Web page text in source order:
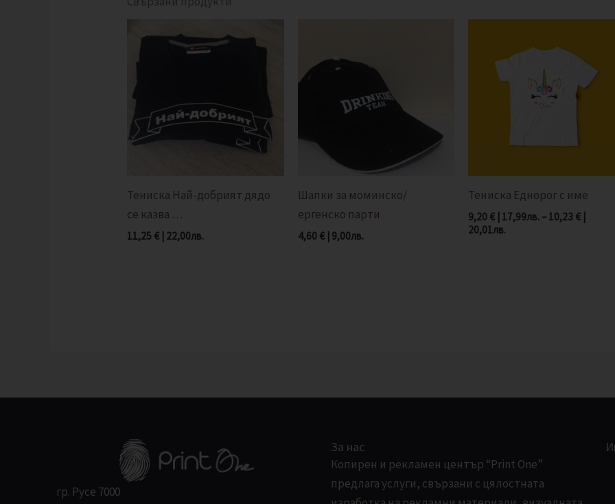
Тениска Най-добрият дядо
се казва …
11,25 € 22,00лв.
Шапки за моминско/
ергенско парти
4,60 €| 9,00лв.
Тениска Еднорог с име
9,20 € 17,99лв. – 10,23 €
20,01лв.
9,20 €
17,99лв.
through
10,23 €
20,01лв.
гр. Русе 7000
За нас
Копирен и рекламен център “Print One”
предлага услуги, свързани с цялостната